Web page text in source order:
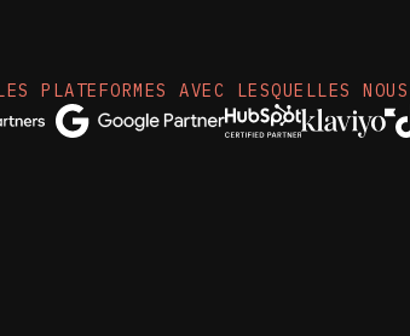
PLATEFORMES AVEC LESQUELLES